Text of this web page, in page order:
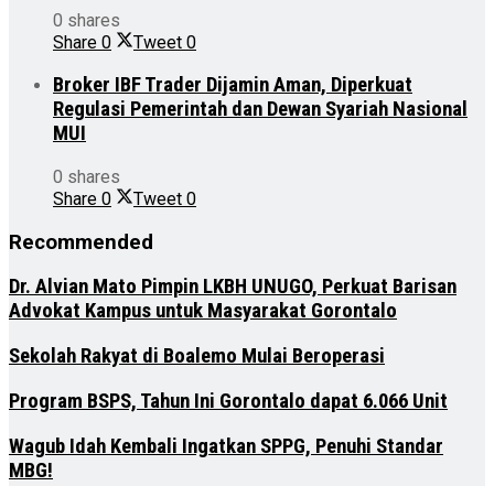
0 shares
Share 0 Tweet 0
Broker IBF Trader Dijamin Aman, Diperkuat
Regulasi Pemerintah dan Dewan Syariah Nasional
MUI
0 shares
Share 0 Tweet 0
Recommended
Dr. Alvian Mato Pimpin LKBH UNUGO, Perkuat Barisan
Advokat Kampus untuk Masyarakat Gorontalo
Sekolah Rakyat di Boalemo Mulai Beroperasi
Program BSPS, Tahun Ini Gorontalo dapat 6.066 Unit
Wagub Idah Kembali Ingatkan SPPG, Penuhi Standar
MBG!